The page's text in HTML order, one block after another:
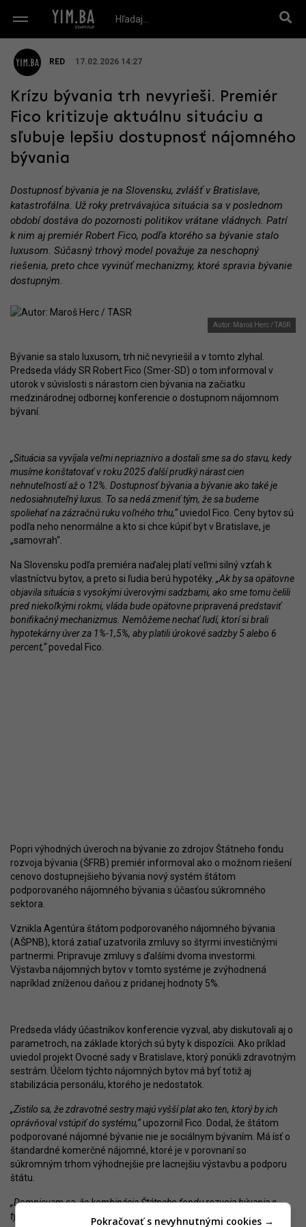
RED 17.02.2026 14:27
Krízu bývania trh nevyrieši. Premiér
Fico kritizuje aktuálnu situáciu a
sľubuje lepšiu dostupnosť nájomného
bývania
Dostupnosť bývania je na Slovensku, zvlášť v Bratislave,
katastrofálna. Už roky pretrvávajúca situácia sa v poslednom
období dostáva do pozornosti politikov vrátane vládnych. Patrí
k nim aj premiér Robert Fico, podľa ktorého sa bývanie stalo
luxusom. Súčasný trhový model považuje za neschopný
riešenia, preto chce vyvinúť mechanizmy, ktoré spravia bývanie
dostupným.
Autor: Maroš Herc / TASR
Bývanie sa stalo luxusom, trh nič nevyriešil a v tomto zlyhal.
Predseda vlády SR Robert Fico (Smer-SD) o tom informoval v
utorok v súvislosti s nárastom cien bývania na začiatku
medzinárodnej odbornej konferencie o dostupnom nájomnom
bývaní.
„Situácia sa vyvíjala veľmi nepriaznivo a dostali sme sa do stavu, kedy
musíme konštatovať v roku 2025 ďalší prudký nárast cien
nehnuteľností až o 12%. Dostupnosť bývania a bývanie ako také je
nedosiahnuteľný luxus. To sa nedá zmeniť tým, že sa budeme
spoliehať na zázračnú ruku voľného trhu,“uviedol Fico. Ceny bytov sú
podľa neho nenormálne a kto si chce kúpiť byt v Bratislave, je
„samovrah“.
Na Slovensku podľa premiéra naďalej platí veľmi silný vzťah k
vlastníctvu bytov, a preto si ľudia berú hypotéky. „Ak by sa opätovne
objavila situácia s vysokými úverovými sadzbami, ako sme tomu čelili
pred niekoľkými rokmi, vláda bude opätovne pripravená predstaviť
bonifikačný mechanizmus. Nemôžeme nechať ľudí, ktorí si brali
hypotekárny úver za 1%-1,5%, aby platili úrokové sadzby 5 alebo 6
percent,“povedal Fico.
Popri výhodných úveroch na bývanie zo zdrojov Štátneho fondu
rozvoja bývania (ŠFRB) premiér informoval ako o možnom riešení
cenovo dostupnejšieho bývania nový systém štátom
podporovaného nájomného bývania s účasťou súkromného
sektora.
Vznikla Agentúra štátom podporovaného nájomného bývania
(AŠPNB), ktorá zatiaľ uzatvorila zmluvy so štyrmi investičnými
partnermi. Pripravuje zmluvy s ďalšími dvoma investormi.
Výstavba nájomných bytov v tomto systéme je zvýhodnená
napríklad zníženou daňou z pridanej hodnoty 5%.
Predseda vlády účastníkov konferencie vyzval, aby diskutovali aj o
parametroch, na základe ktorých sú byty k dispozícii. Ako príklad
uviedol projekt Ovocné sady v Bratislave, ktorý ponúkli zdravotným
sestrám. Účelom týchto nájomných bytov má byť totiž aj
stabilizácia personálu, ktorého je nedostatok.
„Zistilo sa, že zdravotné sestry majú vyšší plat ako ten, ktorý by ich
oprávňoval vstúpiť do systému,“upozornil Fico. Dodal, že štátom
podporované nájomné bývanie nie je sociálnym bývaním. Má ísť o
štandardné komerčné nájomné, ktoré je v porovnaní so
súkromným trhom výhodnejšie pre lacnejšiu výstavbu a podporu
štátu.
„Domnievam sa, že kombinácia Štátneho fondu rozvoja bývania s
týmto unikátnym systémom výstavby nájomných bytov vytvorí tlak aj
Pokračovať s nevyhnutnými cookies →